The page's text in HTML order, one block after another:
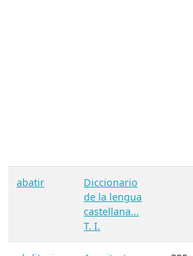
abatir
Diccionario
de la lengua
castellana...
T. I.